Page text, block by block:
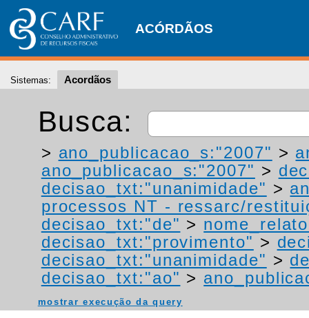
ACÓRDÃOS
Sistemas: Acordãos
Busca:
> ano_publicacao_s:"2007" >
ano_publicacao_s:"2007" >
decisao_txt:"unanimidade" >
processos NT - ressarc/
decisao_txt:"de" >
decisao_txt:"provimento" >
decisao_txt:"unanimidade" >
decisao_txt:"ao" >
mostrar execução da query